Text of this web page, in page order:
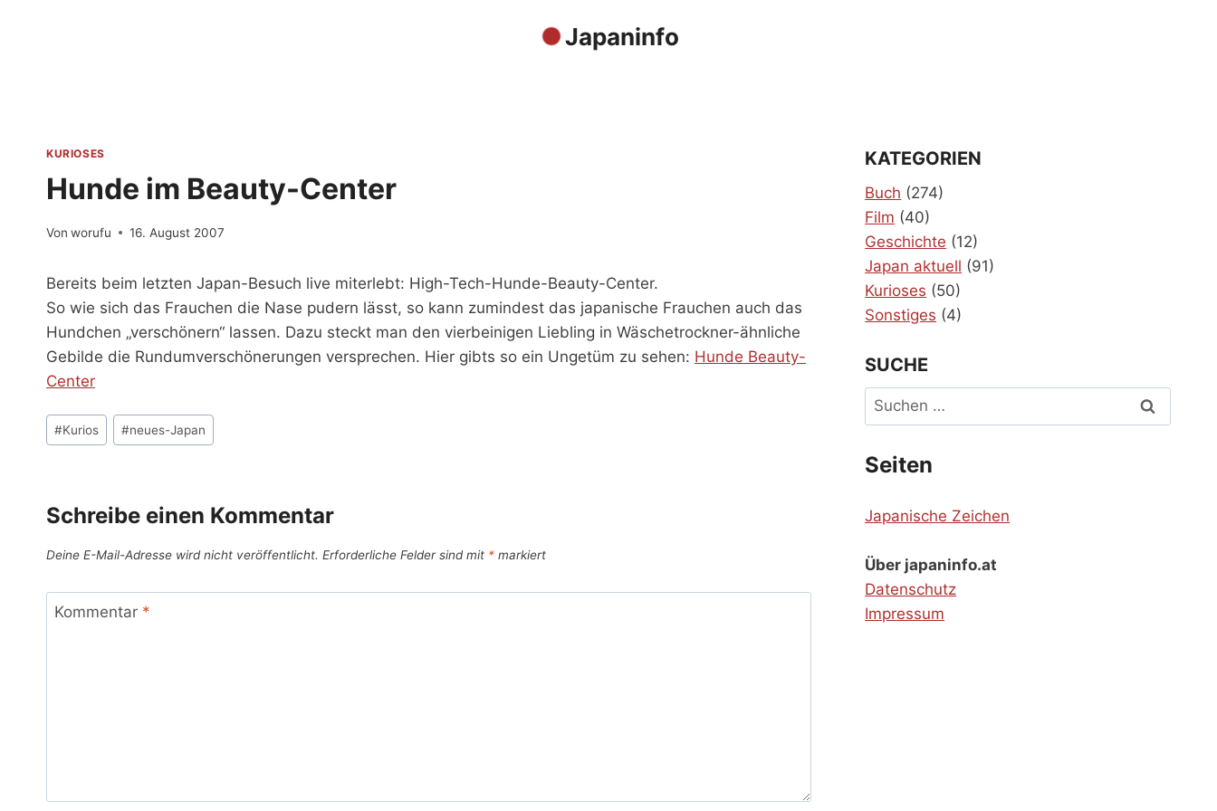
Japaninfo
KURIOSES
Hunde im Beauty-Center
Von worufu 16. August 2007
Bereits beim letzten Japan-Besuch live miterlebt: High-Tech-Hunde-Beauty-Center.
So wie sich das Frauchen die Nase pudern lässt, so kann zumindest das japanische Frauchen auch das
Hundchen „verschönern“ lassen. Dazu steckt man den vierbeinigen Liebling in Wäschetrockner-ähnliche
Gebilde die Rundumverschönerungen versprechen. Hier gibts so ein Ungetüm zu sehen: Hunde Beauty-
Center
Schlagworte:
#Kurios #neues-Japan
Schreibe einen Kommentar
Deine E-Mail-Adresse wird nicht veröffentlicht. Erforderliche Felder sind mit * markiert
Kommentar *
KATEGORIEN
Buch (274)
Film (40)
Geschichte (12)
Japan aktuell (91)
Kurioses (50)
Sonstiges (4)
SUCHE
Suchen
nach:
Seiten
Japanische Zeichen
Über japaninfo.at
Datenschutz
Impressum